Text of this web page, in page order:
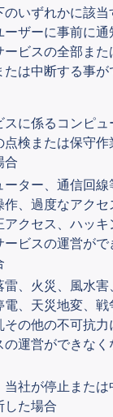
のいずれかに該当
ザーに事前に通
ービスの全部ま
は中断する事が
スに係るコンピュ
点検または保守作
合
ーター、通信回
作、過度なアクセ
アクセス、ハッキ
ービスの運営がで
、火災、風水害
電、天災地変、戦
その他の不可抗力
の運営ができな
当社が停止また
した場合